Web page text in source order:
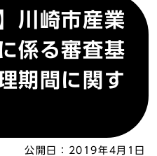
川崎市産業
係る審査基
期間に関す
公開日：
2019年4月1日